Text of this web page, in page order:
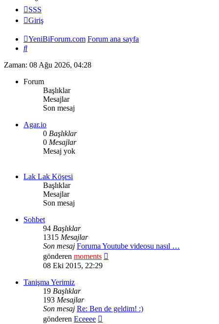
SSS
Giriş
YeniBiForum.com Forum ana sayfa
Ara
Zaman: 08 Ağu 2026, 04:28
Forum
Başlıklar
Mesajlar
Son mesaj
Agar.io
0 Başlıklar
0 Mesajlar
Mesaj yok
Lak Lak Köşesi
Başlıklar
Mesajlar
Son mesaj
Sohbet
94 Başlıklar
1315 Mesajlar
Son mesaj Foruma Youtube videosu nasıl …
gönderen moments
08 Eki 2015, 22:29
Tanişma Yerimiz
19 Başlıklar
193 Mesajlar
Son mesaj Re: Ben de geldim! :)
gönderen Eceeee